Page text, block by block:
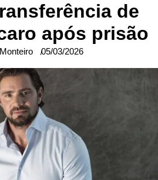
de
após prisão
05/03/2026